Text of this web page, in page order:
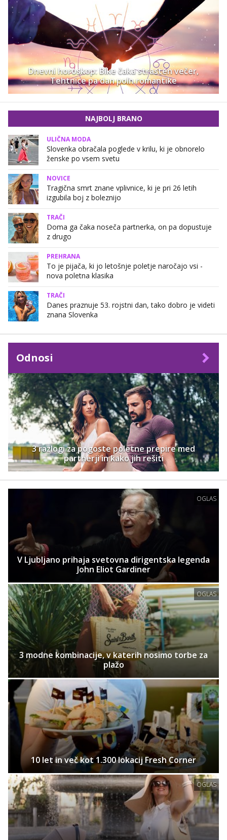
Dnevni horoskop: Bike čaka strasten večer,
Tehtnice pa dan poln romantike
NAJBOLJ BRANO
ULIČNA MODA
Slovenka obračala poglede v krilu, ki je obnorelo
ženske po vsem svetu
NOVICE
Tragična smrt znane vplivnice, ki je pri 26 letih
izgubila boj z boleznijo
TRAČI
Doma ga čaka noseča partnerka, on pa dopustuje
z drugo
PREHRANA
To je pijača, ki jo letošnje poletje naročajo vsi -
nova poletna klasika
TRAČI
Danes praznuje 53. rojstni dan, tako dobro je videti
znana Slovenka
Odnosi
3 razlogi za pogoste poletne prepire med
partnerji in kako jih rešiti
OGLAS
V Ljubljano prihaja svetovna dirigentska legenda
John Eliot Gardiner
OGLAS
3 modne kombinacije, v katerih nosimo torbe za
plažo
10 let in več kot 1.300 lokacij Fresh Corner
OGLAS